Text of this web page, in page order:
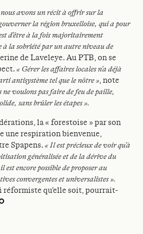
nous avons un récit à offrir sur la
la région bruxelloise, qui a pour
d’être à la fois majoritairement
à la sobriété par un autre niveau de
de Laveleye. Au PTB, on se
« Gérer les affaires locales n’a déjà
antisystème tel que le nôtre », note
ne voulons pas faire de feu de paille,
sans brûler les étapes ».
la « forestoise » par son
une respiration bienvenue,
Spapens. « Il est précieux de voir qu’à
généralisée et de la dérive du
est encore possible de proposer au
convergentes et universalistes ».
réformiste qu’elle soit, pourrait-